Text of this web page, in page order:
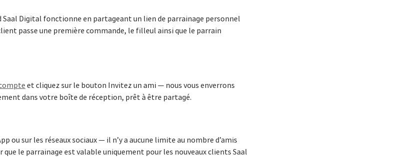
Saal Digital fonctionne en partageant un lien de parrainage personnel
passe une première commande, le filleul ainsi que le parrain
et cliquez sur le bouton Invitez un ami — nous vous enverrons
dans votre boîte de réception, prêt à être partagé.
ou sur les réseaux sociaux — il n’y a aucune limite au nombre d’amis
le parrainage est valable uniquement pour les nouveaux clients Saal